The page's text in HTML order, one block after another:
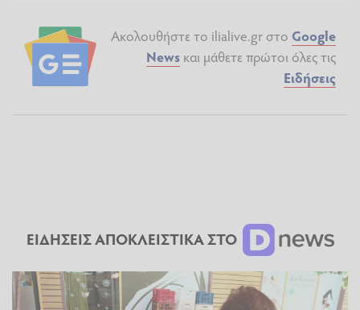
Ακολουθήστε το ilialive.gr στο Google
News και μάθετε πρώτοι όλες τις
Ειδήσεις
ΕΙΔΗΣΕΙΣ ΑΠΟΚΛΕΙΣΤΙΚΑ ΣΤΟ